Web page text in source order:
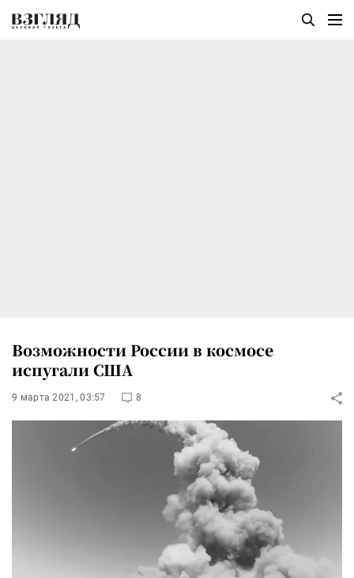
Возможности России в космосе
испугали США
9 марта 2021, 03:57 8